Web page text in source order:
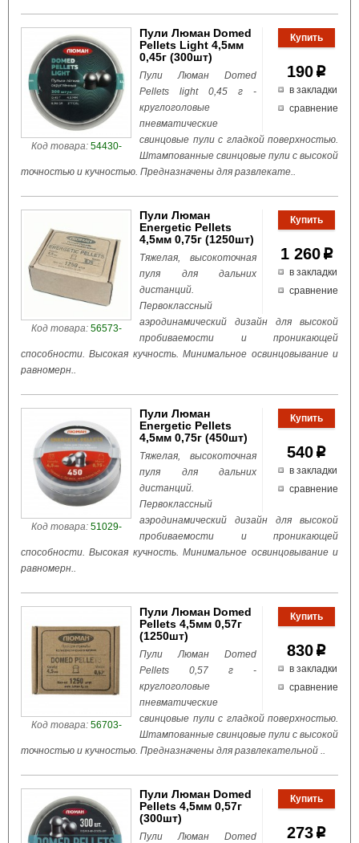
190 p
в закладки
сравнение
Код товара:54430-
Пули Люман Domed
Pellets Light 4,5мм
0,45г (300шт)
Пули Люман Domed
Pellets light 0,45 г -
круглоголовые
пневматические
свинцовые пули с гладкой поверхностью.
Штампованные свинцовые пули с высокой
точностью и кучностью. Предназначены для развлекате..
1 260p
в закладки
сравнение
Код товара:56573-
Пули Люман
Energetic Pellets
4,5мм 0,75г (1250шт)
Тяжелая, высокоточная
пуля для дальних
дистанций.
Первоклассный
аэродинамический дизайн для высокой
пробиваемости и проникающей
способности. Высокая кучность. Минимальное освинцовывание и
равномерн..
540 p
в закладки
сравнение
Код товара:51029-
Пули Люман
Energetic Pellets
4,5мм 0,75г (450шт)
Тяжелая, высокоточная
пуля для дальних
дистанций.
Первоклассный
аэродинамический дизайн для высокой
пробиваемости и проникающей
способности. Высокая кучность. Минимальное освинцовывание и
равномерн..
830 p
в закладки
сравнение
Код товара:56703-
Пули Люман Domed
Pellets 4,5мм 0,57г
(1250шт)
Пули Люман Domed
Pellets 0,57 г -
круглоголовые
пневматические
свинцовые пули с гладкой поверхностью.
Штампованные свинцовые пули с высокой
точностью и кучностью. Предназначены для развлекательной ..
273 p
Пули Люман Domed
Pellets 4,5мм 0,57г
(300шт)
Пули Люман Domed